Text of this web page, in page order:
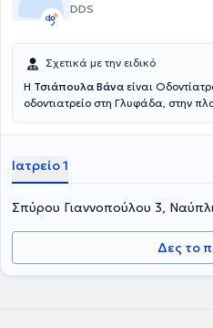
DDS
Σχετικά με την ειδικό
Η Τσιάπουλα Βάνα είναι
οδοντιατρείο στη Γλυφάδα, στην
Προσθετολόγος Οδοντίατρος στο
Εθνικού και Καποδιστριακού
εργάστηκε στο ιδιωτικό της οδοντιατρείο στην Καρδίτσα, όπου
απέκτησε πολύτιμη κλινική
ασθενείς ως Γενική - Χειρουργός
δεκτή ως η 1η Ελληνίδα
Προσθετολόγου -
Πανεπιστημίου TUFTS της
Ιατρείο 1
Σπύρου Γιαννοπούλου 3,
Δες το